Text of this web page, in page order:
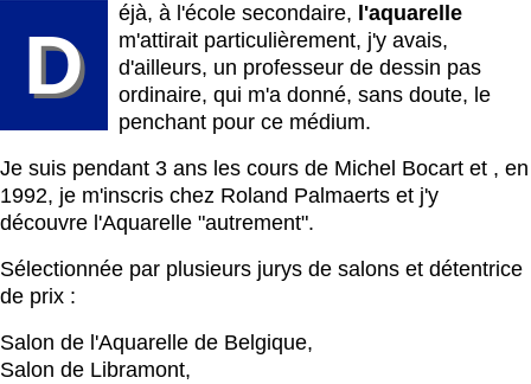
D
éjà, à l'école secondaire, l'aquarelle
m'attirait particulièrement, j'y avais,
d'ailleurs, un professeur de dessin pas
ordinaire, qui m'a donné, sans doute, le
penchant pour ce médium.
Je suis pendant 3 ans les cours de Michel Bocart et , en
1992, je m'inscris chez Roland Palmaerts et j'y
découvre l'Aquarelle "autrement".
Sélectionnée par plusieurs jurys de salons et détentrice
de prix :
Salon de l'Aquarelle de Belgique,
Salon de Libramont,